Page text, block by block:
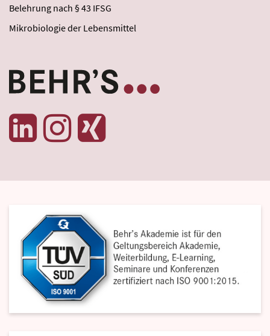
Belehrung nach § 43 IFSG
Mikrobiologie der Lebensmittel